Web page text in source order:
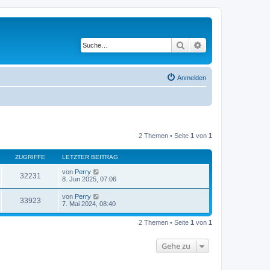
Suche
Anmelden
2 Themen • Seite 1 von 1
ZUGRIFFE LETZTER BEITRAG
32231 von Perry
8. Jun 2025, 07:06
33923 von Perry
7. Mai 2024, 08:40
2 Themen • Seite 1 von 1
Gehe zu